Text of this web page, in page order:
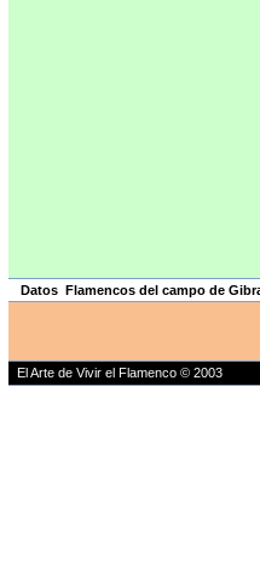
Datos Flamencos del campo de
El Arte de Vivir el Flamenco © 2003